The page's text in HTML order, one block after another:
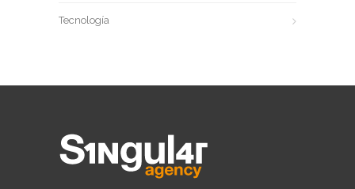
Tecnología